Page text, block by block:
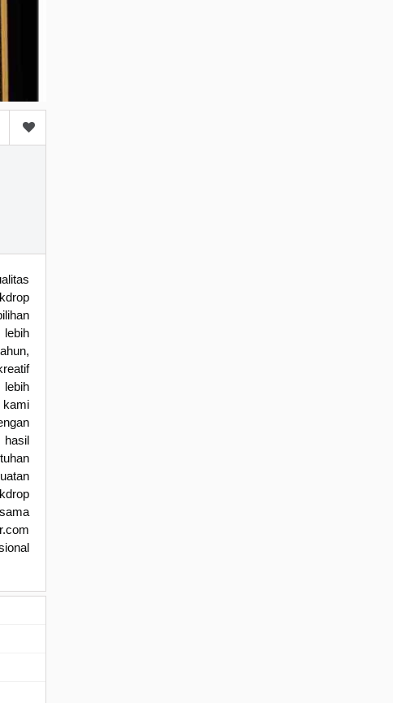
lebih
lebih
kami
hasil